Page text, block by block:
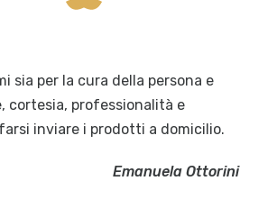
sia per la cura della persona e
cortesia, professionalità e
inviare i prodotti a domicilio.
Emanuela Ottorini